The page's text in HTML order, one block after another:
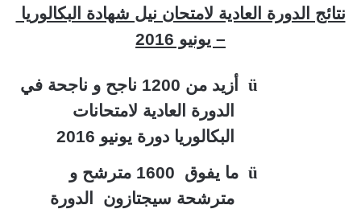
نتائج الدورة العادية لامتحان نيل شهادة البكالوريا
– يونيو 2016
ü
أزيد من 1200 ناجح و ناجحة في
الدورة العادية لامتحانات
البكالوريا دورة يونيو 2016
ü
ما يفوق 1600 مترشح و
مترشحة سيجتازون الدورة